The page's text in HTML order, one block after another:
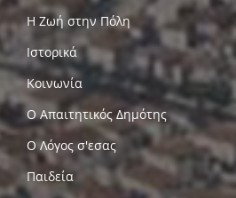
Η Ζωή στην Πόλη
Ιστορικά
Κοινωνία
Ο Απαιτητικός Δημότης
Ο Λόγος σ'εσας
Παιδεία